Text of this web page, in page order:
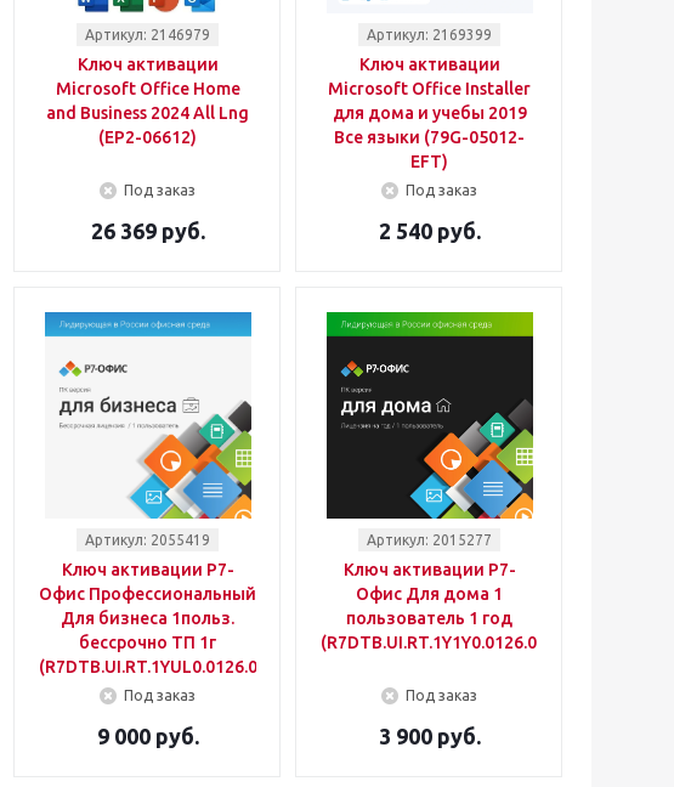
Артикул: 2146979
Ключ активации
Microsoft Office Home
and Business 2024 All Lng
(EP2-06612)
Под заказ
26 369 руб.
Артикул: 2169399
Ключ активации
Microsoft Office Installer
для дома и учебы 2019
Все языки (79G-05012-
EFT)
Под заказ
2 540 руб.
Артикул: 2055419
Ключ активации Р7-
Офис Профессиональный
Для бизнеса 1польз.
бессрочно ТП 1г
(R7DTB.UI.RT.1YUL0.0126.01BE)
Под заказ
9 000 руб.
Артикул: 2015277
Ключ активации Р7-
Офис Для дома 1
пользователь 1 год
(R7DTB.UI.RT.1Y1Y0.0126.01HE)
Под заказ
3 900 руб.